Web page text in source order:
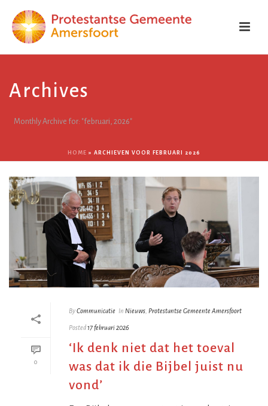
Archives
Monthly Archive for: "februari, 2026"
HOME » ARCHIEVEN VOOR FEBRUARI 2026
0
ByCommunicatie In Nieuws Protestantse Gemeente Amersfoort
Posted17 februari 2026
‘Ik denk niet dat het toeval
was dat ik die Bijbel juist nu
vond’